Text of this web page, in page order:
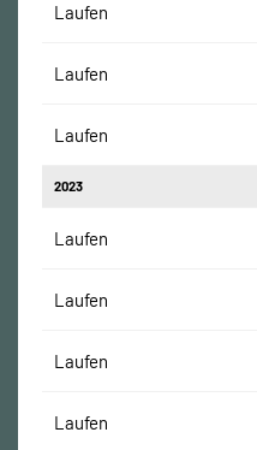
Laufen
Laufen
Laufen
2023
Laufen
Laufen
Laufen
Laufen